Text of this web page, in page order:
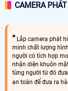
CAMERA
Lắp camera phát
minh chất lượng
người có tích hợp
nhận diện khuôn
từng người từ đó
an toàn để đưa ra